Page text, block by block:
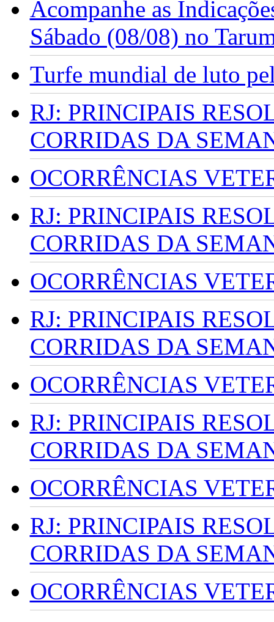
Acompanhe as
Sábado (08/08) no
Turfe mundial de luto
RJ: PRINCIPAIS
CORRIDAS DA
OCORRÊNCIAS
RJ: PRINCIPAIS
CORRIDAS DA
OCORRÊNCIAS
RJ: PRINCIPAIS
CORRIDAS DA
OCORRÊNCIAS
RJ: PRINCIPAIS
CORRIDAS DA
OCORRÊNCIAS
RJ: PRINCIPAIS
CORRIDAS DA
OCORRÊNCIAS